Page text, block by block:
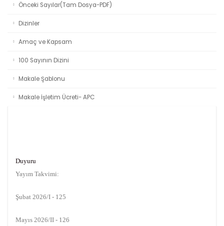
Önceki Sayılar(Tam Dosya-PDF)
Dizinler
Amaç ve Kapsam
100 Sayının Dizini
Makale Şablonu
Makale İşletim Ücreti- APC
Duyuru
Yayım Takvimi:
Şubat 2026/I - 125
Mayıs 2026/II - 126